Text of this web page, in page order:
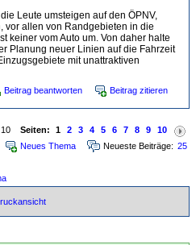
Leute umsteigen auf den ÖPNV,
vor allen von Randgebieten in die
keiner vom Auto um. Von daher halte
Planung neuer Linien auf die Fahrzeit
mit unattraktiven
Beitrag beantworten Beitrag zitieren
10 Seiten: 1 2 3 4 5 6 7 8 9
10
Neues Thema Neueste Beiträge: 25